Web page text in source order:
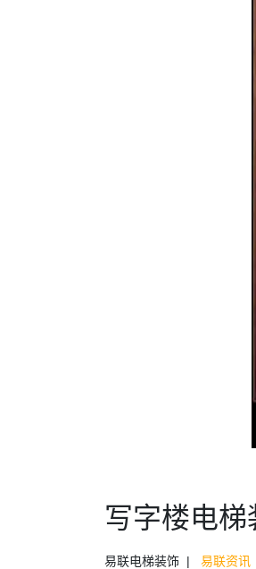
写字楼电梯
易联电梯装饰 易联资讯